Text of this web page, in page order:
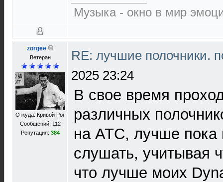
Музыка - окно в мир
zorgee
Ветеран
Откуда: Кривой Рог
Сообщений: 112
Репутация: 384
RE: лучшие полочники.
2025 23:24
В свое время
различных
на ATC, лучше пока
слушать, учитывая
что лучше моих